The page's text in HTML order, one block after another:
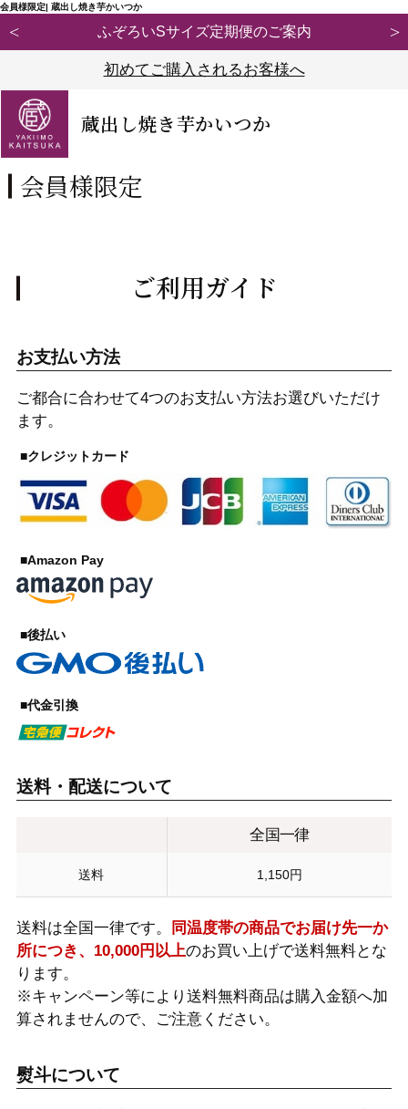
会員様限定| 蔵出し焼き芋かいつか
ろいSサイズ定期便のご案内 【重要】弊社ブ
初めてご購入されるお客様へ
蔵出し焼き芋かいつか
会員様限定
ご利用ガイド
お支払い方法
ご都合に合わせて4つのお支払い方法お選びいただけ
ます。
■クレジットカード
■Amazon Pay
■後払い
■代金引換
送料・配送について
全国一律
送料 1,150円
送料は全国一律です。
同温度帯の商品でお届け先一か
所につき、10,000円以上のお買い上げで送料無料とな
ります。
※キャンペーン等により送料無料商品は購入金額へ加
算されませんので、ご注意ください。
熨斗について